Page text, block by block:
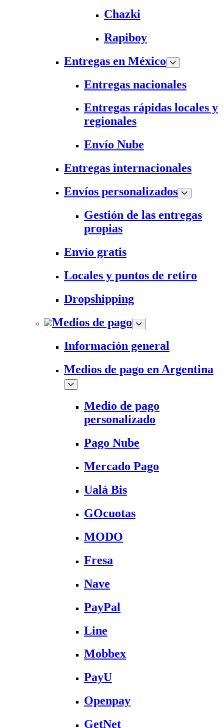
Chazki
Rapiboy
Entregas en México
Entregas nacionales
Entregas rápidas locales y
regionales
Envío Nube
Entregas internacionales
Envíos personalizados
Gestión de las entregas
propias
Envío gratis
Locales y puntos de retiro
Dropshipping
Medios de pago
Información general
Medios de pago en Argentina
Medio de pago
personalizado
Pago Nube
Mercado Pago
Ualá Bis
GOcuotas
MODO
Fresa
Nave
PayPal
Line
Mobbex
PayU
Openpay
GetNet